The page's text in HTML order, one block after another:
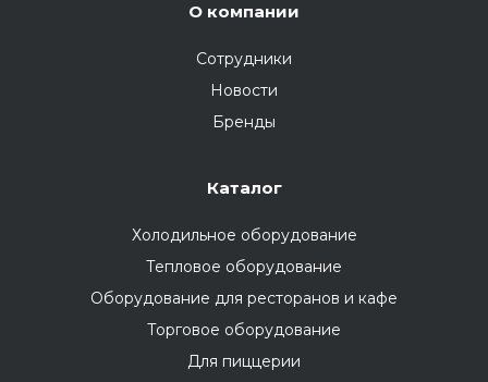
О компании
Сотрудники
Новости
Бренды
Каталог
Холодильное оборудование
Тепловое оборудование
Оборудование для ресторанов и кафе
Торговое оборудование
Для пиццерии